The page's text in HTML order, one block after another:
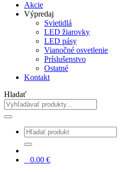
Akcie
Výpredaj
Svietidlá
LED žiarovky
LED pásy
Vianočné osvetlenie
Príslušenstvo
Ostatné
Kontakt
Hladať
0.00 €